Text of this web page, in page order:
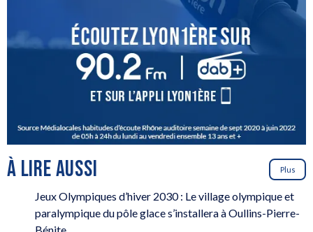
À LIRE AUSSI Plus
Jeux Olympiques d’hiver 2030 : Le village olympique et
paralympique du pôle glace s’installera à Oullins-Pierre-